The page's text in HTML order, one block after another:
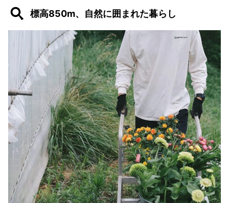
標高850m、自然に囲まれた暮らし